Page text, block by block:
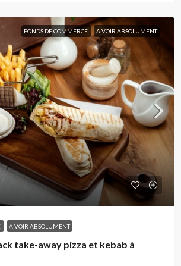
FONDS DE COMMERCE A VOIR ABSOLUMENT
A VOIR ABSOLUMENT
take-away pizza et kebab à